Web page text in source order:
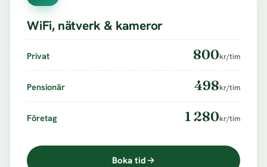
WiFi, nätverk & kameror
Privat 800kr/tim
Pensionär 498kr/tim
Företag 1 280kr/tim
Boka tid